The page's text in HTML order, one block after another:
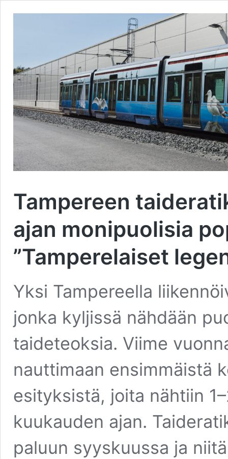
Tampereen
ajan monipuolisia
”Tamperelaiset
Yksi Tampereella
jonka kyljissä nähdään
taideteoksia. Viime
nauttimaan ensimmäistä
esityksistä, joita nähtiin
kuukauden ajan.
paluun syyskuussa ja